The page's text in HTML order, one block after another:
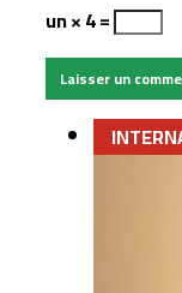
un × 4 =